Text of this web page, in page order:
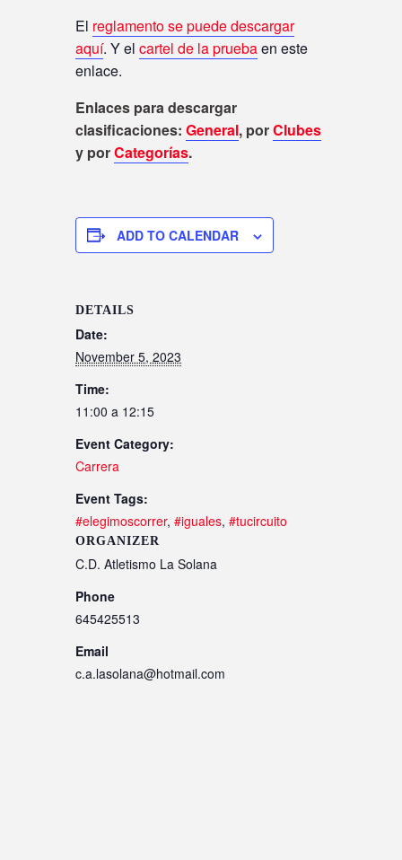
El reglamento se puede descargar
aquí. Y el cartel de la pruebaen este
enlace.
Enlaces para descargar
clasificaciones: General, porClubes
y porCategorías.
ADD TO CALENDAR
DETAILS
Date:
November 5, 2023
Time:
11:00 a 12:15
Event Category:
Carrera
Event Tags:
#elegimoscorrer, #iguales, #tucircuito
ORGANIZER
C.D. Atletismo La Solana
Phone
645425513
Email
c.a.lasolana@hotmail.com